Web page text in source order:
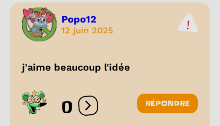
Popo12
12 juin 2025
j'aime beaucoup l'idée
0 Ouvrir les réactions
RÉPONDRE